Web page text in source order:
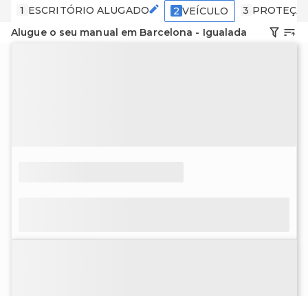
1 ESCRITÓRIO ALUGADO 2 VEÍCULO 3
Alugue o seu manual em Barcelona - Igualada